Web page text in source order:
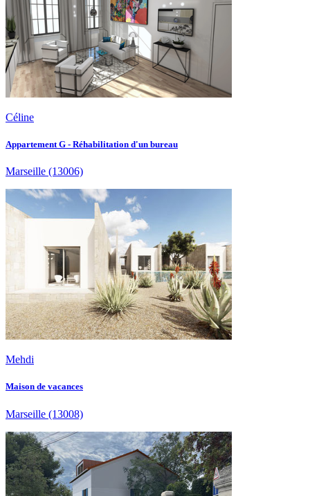
Céline
Appartement G - Réhabilitation d'un bureau
Marseille (13006)
Mehdi
Maison de vacances
Marseille (13008)